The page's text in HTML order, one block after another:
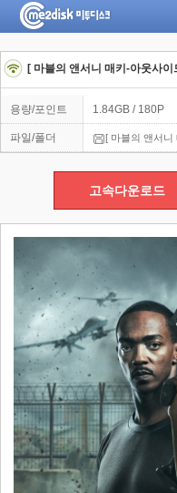
용량/포인트 1.84GB / 180P
파일/폴더 [ 마블의 앤서니
고속다운로드